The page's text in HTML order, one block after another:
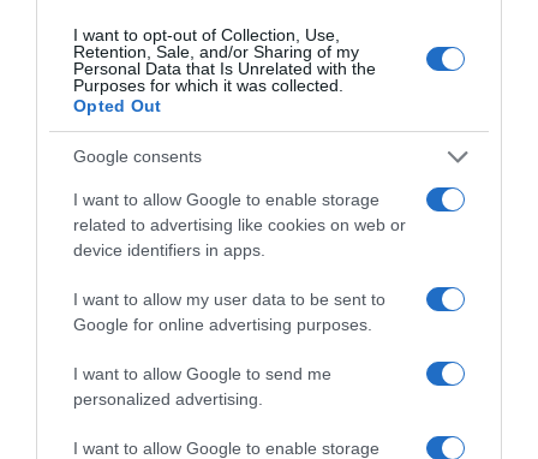
I want to opt-out of Collection, Use,
Retention, Sale, and/or Sharing of my
Personal Data that Is Unrelated with the
Purposes for which it was collected.
Opted Out
Google consents
I want to allow Google to enable storage
related to advertising like cookies on web or
device identifiers in apps.
I want to allow my user data to be sent to
Google for online advertising purposes.
I want to allow Google to send me
personalized advertising.
I want to allow Google to enable storage
ΣΧΟΛΙΑ